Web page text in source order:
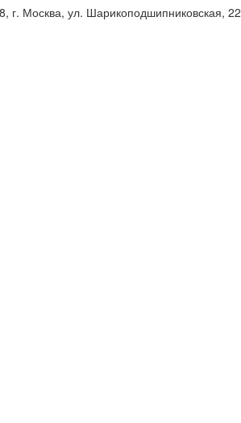
г. Москва, ул. Шарикоподшипниковская, 22